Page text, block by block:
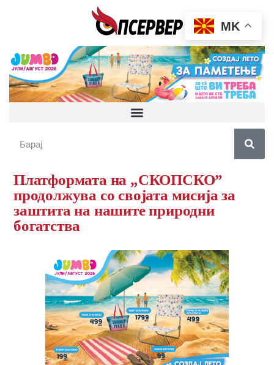
Платформата на „СКОПСКО”
продолжува со својата мисија за
заштита на нашите природни
богатства
MK